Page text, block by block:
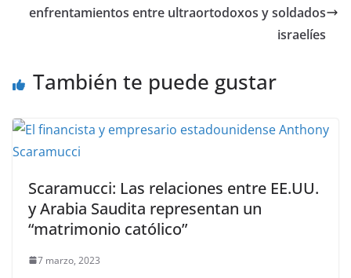
enfrentamientos entre ultraortodoxos y soldados
israelíes
También te puede gustar
Scaramucci: Las relaciones entre EE.UU.
y Arabia Saudita representan un
“matrimonio católico”
7 marzo, 2023